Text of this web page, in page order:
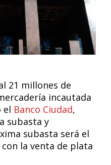
21 millones de
incautada
el Banco Ciudad,
subasta y
subasta será el
la venta de plata